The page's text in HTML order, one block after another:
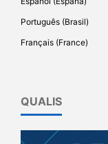
Português (Brasil)
Français (France)
QUALIS